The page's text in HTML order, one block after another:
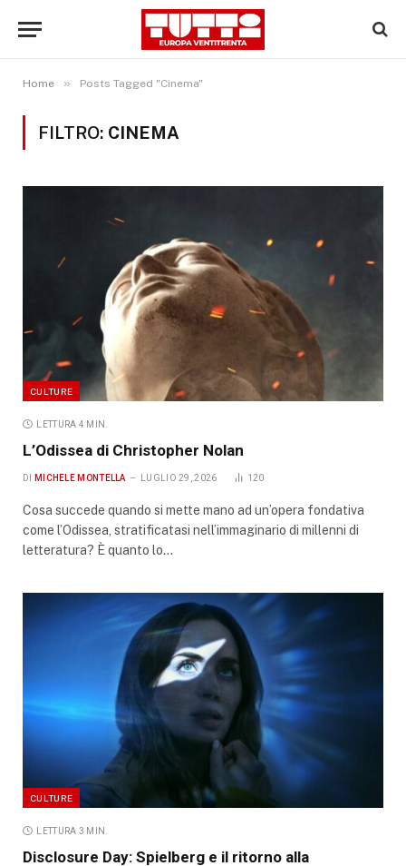
Home » Posts Tagged "Cinema"
FILTRO: CINEMA
CULTURE
LETTURA 4 MIN.
L’Odissea di Christopher Nolan
DI MICHELE MONTELLA LUGLIO 29, 2026 120
Cosa succede quando si mette mano ad un’opera fondativa
come l’Odissea, stratificatasi nell’immaginario di millenni di
letteratura? È quanto lo…
CULTURE
LETTURA 3 MIN.
Disclosure Day: Spielberg e il ritorno alla